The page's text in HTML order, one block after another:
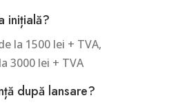
inițială?
la 1500 lei + TVA,
3000 lei + TVA
după lansare?